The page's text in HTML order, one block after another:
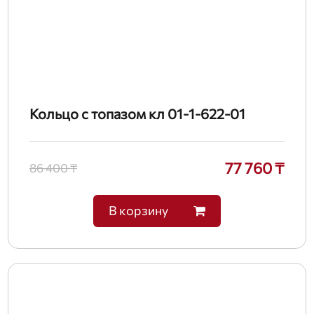
Кольцо с топазом кл 01-1-622-01
86 400 ₸ 77 760 ₸
В корзину